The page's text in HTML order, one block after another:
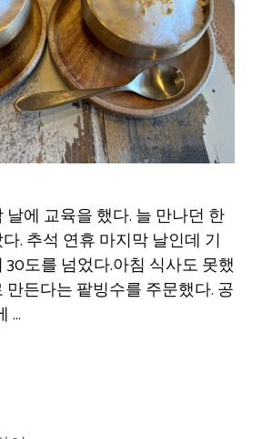
에 교육을 했다. 늘 만나던 한
. 추석 연휴 마지막 날인데 기
도를 넘었다.아침 식사도 못했
든다는 팥빙수를 주문했다. 공
…